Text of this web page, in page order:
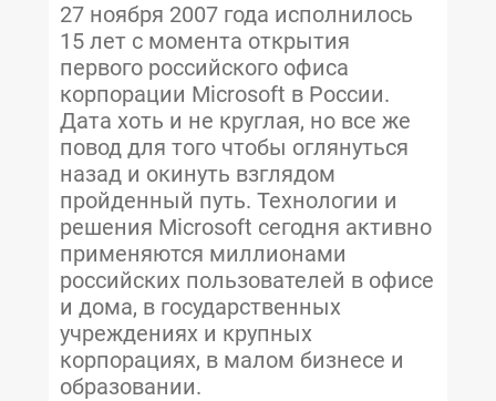
27 ноября 2007 года исполнилось
15 лет с момента открытия
первого российского офиса
корпорации Microsoft в России.
Дата хоть и не круглая, но все же
повод для того чтобы оглянуться
назад и окинуть взглядом
пройденный путь. Технологии и
решения Microsoft сегодня активно
применяются миллионами
российских пользователей в офисе
и дома, в государственных
учреждениях и крупных
корпорациях, в малом бизнесе и
образовании.